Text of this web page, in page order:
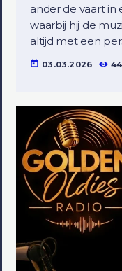
ander de vaart in
waarbij hij de
altijd met een
today 03.03.2026 44